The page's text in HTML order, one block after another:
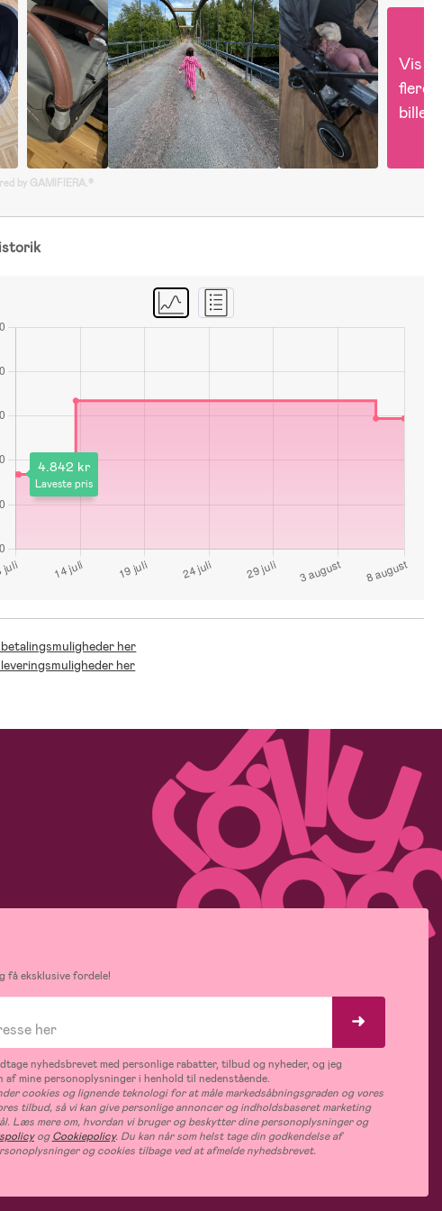
Vis
flere
by GAMIFIERA.®
4.842 kr
Laveste pris
betalingsmuligheder her
leveringsmuligheder her
få eksklusive fordele!
nyhedsbrevet med personlige rabatter, tilbud og nyheder, og jeg
af mine personoplysninger i henhold til nedenstående.
cookies og lignende teknologi for at måle markedsåbningsgraden og vores
tilbud, så vi kan give personlige annoncer og indholdsbaseret marketing
Læs mere om, hvordan vi bruger og beskytter dine personoplysninger og
ogCookiepolicy. Du kan når som helst tage din godkendelse af
og cookies tilbage ved at afmelde nyhedsbrevet.